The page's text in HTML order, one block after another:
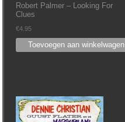
Robert Palmer ‎– Looking For
Clues
€4.95
Toevoegen aan winkelwagen